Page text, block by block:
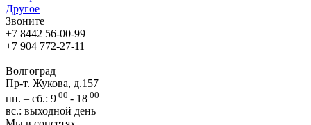
Другое
Звоните
+7 8442 56-00-99
+7 904 772-27-11
Волгоград
Пр-т. Жукова, д.157
пн. – сб.: 9 00 - 18 00
вс.: выходной день